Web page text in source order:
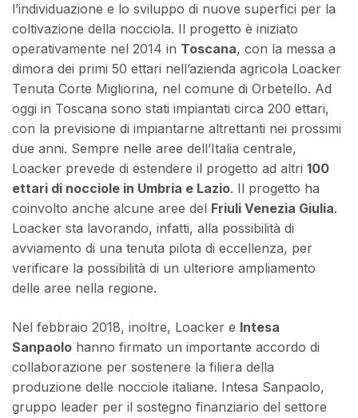
l’individuazione e lo sviluppo di nuove superfici per la
coltivazione della nocciola. Il progetto è iniziato
operativamente nel 2014 in Toscana, con la messa a
dimora dei primi 50 ettari nell’azienda agricola Loacker
Tenuta Corte Migliorina, nel comune di Orbetello. Ad
oggi in Toscana sono stati impiantati circa 200 ettari,
con la previsione di impiantarne altrettanti nei prossimi
due anni. Sempre nelle aree dell’Italia centrale,
Loacker prevede di estendere il progetto ad altri 100
ettari di nocciole in Umbria e Lazio. Il progetto ha
coinvolto anche alcune aree del Friuli Venezia Giulia.
Loacker sta lavorando, infatti, alla possibilità di
avviamento di una tenuta pilota di eccellenza, per
verificare la possibilità di un ulteriore ampliamento
delle aree nella regione.
Nel febbraio 2018, inoltre, Loacker e Intesa
Sanpaolo hanno firmato un importante accordo di
collaborazione per sostenere la filiera della
produzione delle nocciole italiane. Intesa Sanpaolo,
gruppo leader per il sostegno finanziario del settore